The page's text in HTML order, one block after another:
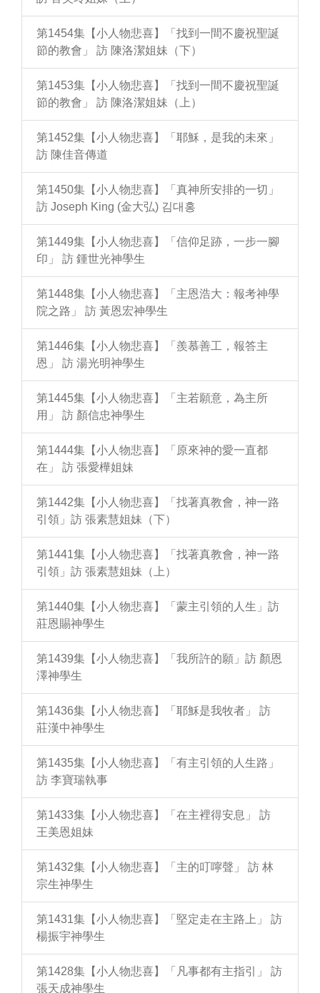
第1454集【小人物悲喜】「找到一間不慶祝聖誕
節的教會」 訪 陳洛潔姐妹（下）
第1453集【小人物悲喜】「找到一間不慶祝聖誕
節的教會」 訪 陳洛潔姐妹（上）
第1452集【小人物悲喜】「耶穌，是我的未來」
訪 陳佳音傳道
第1450集【小人物悲喜】「真神所安排的一切」
訪 Joseph King (金大弘) 김대홍
第1449集【小人物悲喜】「信仰足跡，一步一腳
印」 訪 鍾世光神學生
第1448集【小人物悲喜】「主恩浩大：報考神學
院之路」 訪 黃恩宏神學生
第1446集【小人物悲喜】「羨慕善工，報答主
恩」 訪 湯光明神學生
第1445集【小人物悲喜】「主若願意，為主所
用」 訪 顏信忠神學生
第1444集【小人物悲喜】「原來神的愛一直都
在」 訪 張愛樺姐妹
第1442集【小人物悲喜】「找著真教會，神一路
引領」訪 張素慧姐妹（下）
第1441集【小人物悲喜】「找著真教會，神一路
引領」訪 張素慧姐妹（上）
第1440集【小人物悲喜】「蒙主引領的人生」訪
莊恩賜神學生
第1439集【小人物悲喜】「我所許的願」訪 顏恩
澤神學生
第1436集【小人物悲喜】「耶穌是我牧者」 訪
莊漢中神學生
第1435集【小人物悲喜】「有主引領的人生路」
訪 李寶瑞執事
第1433集【小人物悲喜】「在主裡得安息」 訪
王美恩姐妹
第1432集【小人物悲喜】「主的叮嚀聲」 訪 林
宗生神學生
第1431集【小人物悲喜】「堅定走在主路上」 訪
楊振宇神學生
第1428集【小人物悲喜】「凡事都有主指引」 訪
張天成神學生